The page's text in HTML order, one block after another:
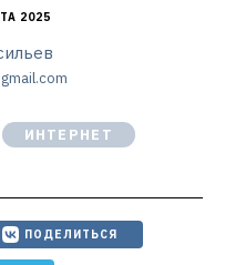
2025
ИНТЕРНЕТ
ПОДЕЛИТЬСЯ